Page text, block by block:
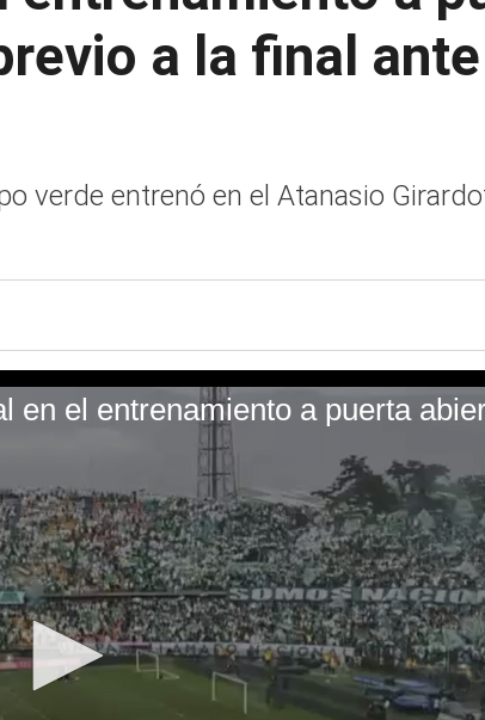
a la final
verde entrenó en el Atanasio